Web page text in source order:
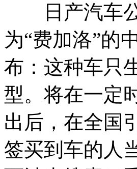
日产汽车公
为“费加洛”的
布：这种车只
型。将在一定
出后，在全国
签买到车的人